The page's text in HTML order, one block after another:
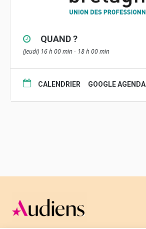
QUAND ?
(Jeudi) 16 h 00 min - 18 h 00 min
CALENDRIER GOOGLE AGENDA